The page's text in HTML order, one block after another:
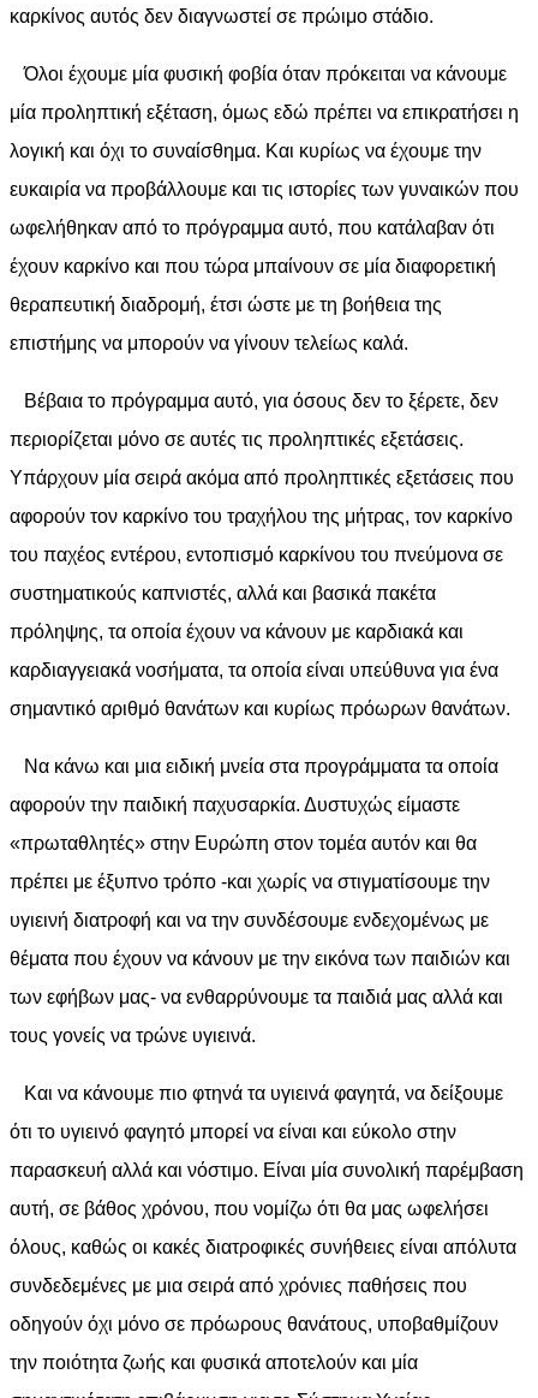
καρκίνος αυτός δεν διαγνωστεί σε πρώιμο στάδιο.
Όλοι έχουμε μία φυσική φοβία όταν πρόκειται να κάνουμε
μία προληπτική εξέταση, όμως εδώ πρέπει να επικρατήσει η
λογική και όχι το συναίσθημα. Και κυρίως να έχουμε την
ευκαιρία να προβάλλουμε και τις ιστορίες των γυναικών που
ωφελήθηκαν από το πρόγραμμα αυτό, που κατάλαβαν ότι
έχουν καρκίνο και που τώρα μπαίνουν σε μία διαφορετική
θεραπευτική διαδρομή, έτσι ώστε με τη βοήθεια της
επιστήμης να μπορούν να γίνουν τελείως καλά.
Βέβαια το πρόγραμμα αυτό, για όσους δεν το ξέρετε, δεν
περιορίζεται μόνο σε αυτές τις προληπτικές εξετάσεις.
Υπάρχουν μία σειρά ακόμα από προληπτικές εξετάσεις που
αφορούν τον καρκίνο του τραχήλου της μήτρας, τον καρκίνο
του παχέος εντέρου, εντοπισμό καρκίνου του πνεύμονα σε
συστηματικούς καπνιστές, αλλά και βασικά πακέτα
πρόληψης, τα οποία έχουν να κάνουν με καρδιακά και
καρδιαγγειακά νοσήματα, τα οποία είναι υπεύθυνα για ένα
σημαντικό αριθμό θανάτων και κυρίως πρόωρων θανάτων.
Να κάνω και μια ειδική μνεία στα προγράμματα τα οποία
αφορούν την παιδική παχυσαρκία. Δυστυχώς είμαστε
«πρωταθλητές» στην Ευρώπη στον τομέα αυτόν και θα
πρέπει με έξυπνο τρόπο -και χωρίς να στιγματίσουμε την
υγιεινή διατροφή και να την συνδέσουμε ενδεχομένως με
θέματα που έχουν να κάνουν με την εικόνα των παιδιών και
των εφήβων μας- να ενθαρρύνουμε τα παιδιά μας αλλά και
τους γονείς να τρώνε υγιεινά.
Και να κάνουμε πιο φτηνά τα υγιεινά φαγητά, να δείξουμε
ότι το υγιεινό φαγητό μπορεί να είναι και εύκολο στην
παρασκευή αλλά και νόστιμο. Είναι μία συνολική παρέμβαση
αυτή, σε βάθος χρόνου, που νομίζω ότι θα μας ωφελήσει
όλους, καθώς οι κακές διατροφικές συνήθειες είναι απόλυτα
συνδεδεμένες με μια σειρά από χρόνιες παθήσεις που
οδηγούν όχι μόνο σε πρόωρους θανάτους, υποβαθμίζουν
την ποιότητα ζωής και φυσικά αποτελούν και μία